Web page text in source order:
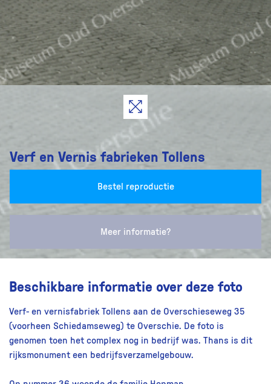
Verf en Vernis fabrieken Tollens
Bestel reproductie
Meer informatie?
Beschikbare informatie over deze foto
Verf- en vernisfabriek Tollens aan de Overschieseweg 35
(voorheen Schiedamseweg) te Overschie. De foto is
genomen toen het complex nog in bedrijf was. Thans is dit
rijksmonument een bedrijfsverzamelgebouw.